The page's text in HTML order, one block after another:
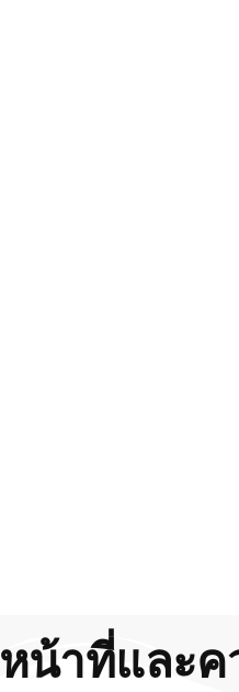
หน้าที่และ